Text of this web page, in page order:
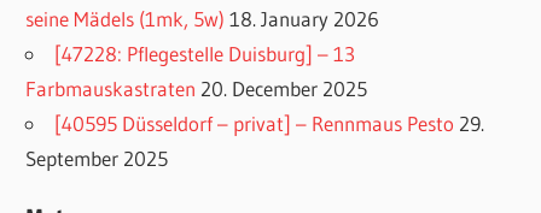
seine Mädels (1mk, 5w) 18. January 2026
[47228: Pflegestelle Duisburg] – 13
Farbmauskastraten 20. December 2025
[40595 Düsseldorf – privat] – Rennmaus Pesto 29.
September 2025